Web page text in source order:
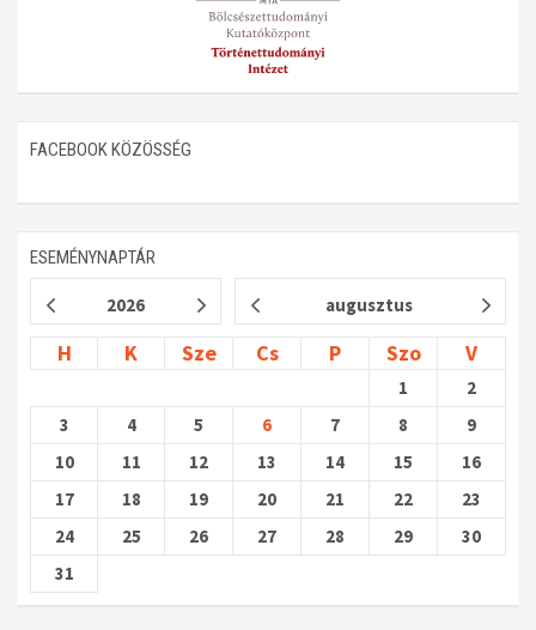
FACEBOOK KÖZÖSSÉG
ESEMÉNYNAPTÁR
2026 augusztus
H K Sze Cs P Szo V
1
2
3
4 5 6 7 8
9
10
11 12 13 14 15
16
17
18 19 20 21 22
23
24
25 26 27 28 29
30
31